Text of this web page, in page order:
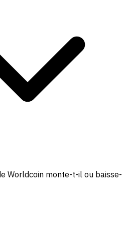
Worldcoin monte-t-il ou baisse-